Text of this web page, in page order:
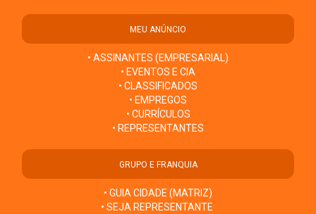
MEU ANÚNCIO
• ASSINANTES (EMPRESARIAL)
• EVENTOS E CIA
• CLASSIFICADOS
• EMPREGOS
• CURRÍCULOS
• REPRESENTANTES
GRUPO E FRANQUIA
• GUIA CIDADE (MATRIZ)
• SEJA REPRESENTANTE